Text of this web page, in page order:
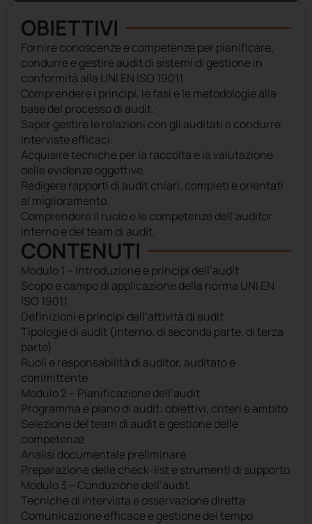
OBIETTIVI
Fornire conoscenze e competenze per pianificare,
condurre e gestire audit di sistemi di gestione in
conformità alla UNI EN ISO 19011.
Comprendere i principi, le fasi e le metodologie alla
base del processo di audit.
Saper gestire le relazioni con gli auditati e condurre
interviste efficaci.
Acquisire tecniche per la raccolta e la valutazione
delle evidenze oggettive.
Redigere rapporti di audit chiari, completi e orientati
al miglioramento.
Comprendere il ruolo e le competenze dell’auditor
interno e del team di audit.
CONTENUTI
Modulo 1 – Introduzione e principi dell’audit
Scopo e campo di applicazione della norma UNI EN
ISO 19011
Definizioni e principi dell’attività di audit
Tipologie di audit (interno, di seconda parte, di terza
parte)
Ruoli e responsabilità di auditor, auditato e
committente
Modulo 2 – Pianificazione dell’audit
Programma e piano di audit: obiettivi, criteri e ambito
Selezione del team di audit e gestione delle
competenze
Analisi documentale preliminare
Preparazione delle check-list e strumenti di supporto
Modulo 3 – Conduzione dell’audit
Tecniche di intervista e osservazione diretta
Comunicazione efficace e gestione del tempo